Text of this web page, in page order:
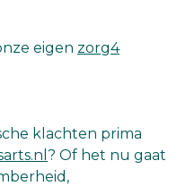
eigen zorg4
klachten prima
? Of het nu gaat